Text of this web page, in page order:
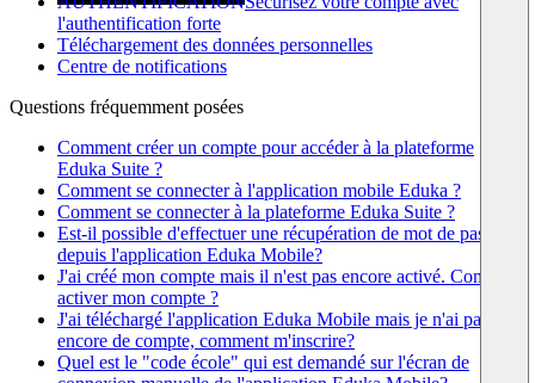
l'authentification forte
Téléchargement des données personnelles
Centre de notifications
Questions fréquemment posées
Comment créer un compte pour accéder à la plateforme
Eduka Suite ?
Comment se connecter à l'application mobile Eduka ?
Comment se connecter à la plateforme Eduka Suite ?
Est-il possible d'effectuer une récupération de mot de passe
depuis l'application Eduka Mobile?
J'ai créé mon compte mais il n'est pas encore activé. Comment
activer mon compte ?
J'ai téléchargé l'application Eduka Mobile mais je n'ai pas
encore de compte, comment m'inscrire?
Quel est le "code école" qui est demandé sur l'écran de